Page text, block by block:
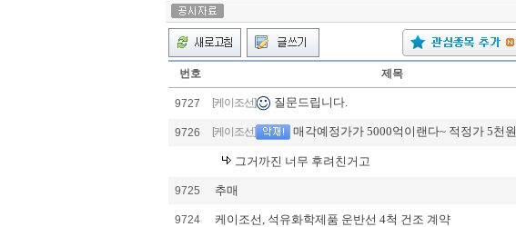
번호 제목
9727 [케이조선] 질문드립니다.
9726 [케이조선] 매각예정가가 5000억이랜다~ 적정가 5천원
그거까진 너무 후려친거고
9725 추매
9724 케이조선, 석유화학제품 운반선 4척 건조 계약